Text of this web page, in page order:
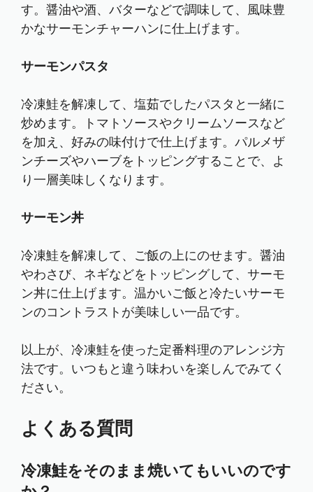
す。醤油や酒、バターなどで調味して、風味豊
かなサーモンチャーハンに仕上げます。
サーモンパスタ
冷凍鮭を解凍して、塩茹でしたパスタと一緒に
炒めます。トマトソースやクリームソースなど
を加え、好みの味付けで仕上げます。パルメザ
ンチーズやハーブをトッピングすることで、よ
り一層美味しくなります。
サーモン丼
冷凍鮭を解凍して、ご飯の上にのせます。醤油
やわさび、ネギなどをトッピングして、サーモ
ン丼に仕上げます。温かいご飯と冷たいサーモ
ンのコントラストが美味しい一品です。
以上が、冷凍鮭を使った定番料理のアレンジ方
法です。いつもと違う味わいを楽しんでみてく
ださい。
よくある質問
冷凍鮭をそのまま焼いてもいいのです